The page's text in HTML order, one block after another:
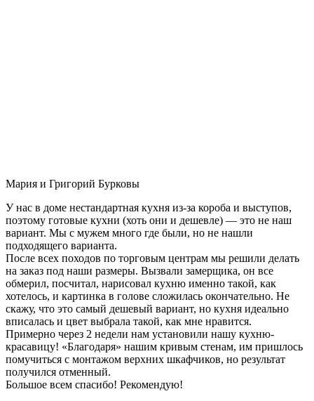
Мария и Григорий Бурковы
У нас в доме нестандартная кухня из-за короба и выступов,
поэтому готовые кухни (хоть они и дешевле) — это не наш
вариант. Мы с мужем много где были, но не нашли
подходящего варианта.
После всех походов по торговым центрам мы решили делать
на заказ под наши размеры. Вызвали замерщика, он все
обмерил, посчитал, нарисовал кухню именно такой, как
хотелось, и картинка в голове сложилась окончательно. Не
скажу, что это самый дешевый вариант, но кухня идеально
вписалась и цвет выбрала такой, как мне нравится.
Примерно через 2 недели нам установили нашу кухню-
красавицу! «Благодаря» нашим кривым стенам, им пришлось
помучиться с монтажом верхних шкафчиков, но результат
получился отменный.
Большое всем спасибо! Рекомендую!